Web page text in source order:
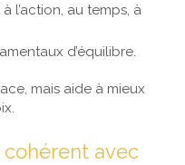
l’action, au temps, à
d’équilibre.
mais aide à mieux
avec